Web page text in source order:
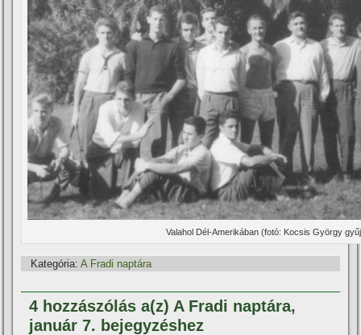
Valahol Dél-Amerikában (fotó: Kocsis György
Kategória: A Fradi naptára
4 hozzászólás a(z) A Fradi naptára,
január 7. bejegyzéshez